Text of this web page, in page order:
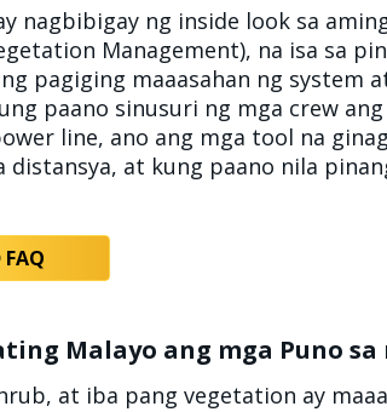
nagbibigay ng inside look sa
Management), na isa sa
pagiging maaasahan ng system
paano sinusuri ng mga crew
line, ano ang mga tool na
distansya, at kung paano nila
Malayo ang mga Puno sa
at iba pang vegetation ay